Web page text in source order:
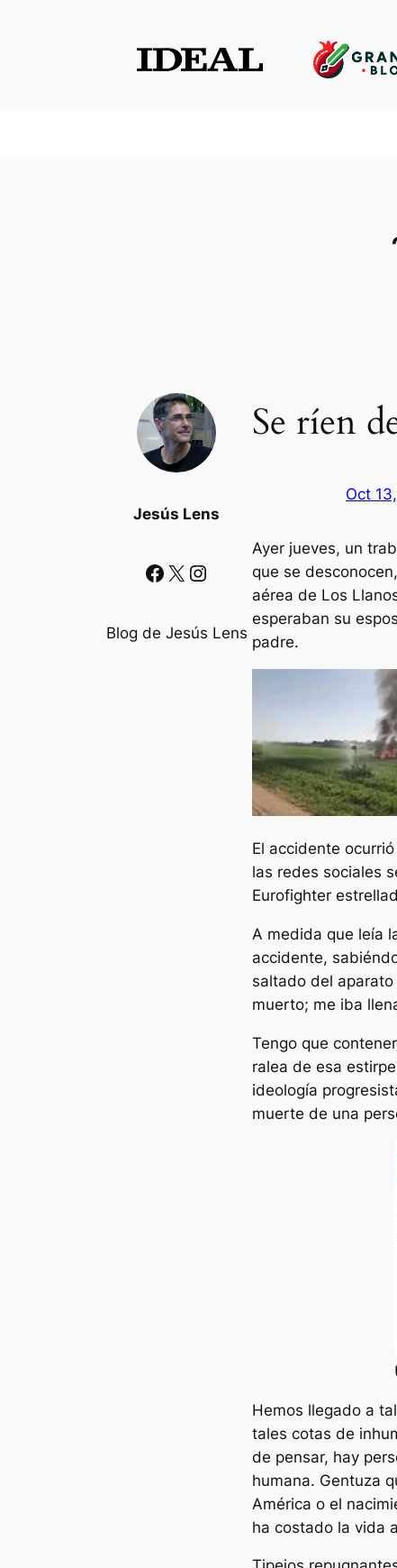
Jesús Lens
Facebook X Instagram
Blog de Jesús Lens
Se ríen
Oct
Ayer jueves, un
que se
aérea de Los
esperaban su
padre.
El accidente
las redes sociales
Eurofighter
A medida que leía
accidente,
saltado del
muerto; me iba
Tengo que
ralea de esa
ideología
muerte de una
Hemos llegado a
tales cotas de
de pensar, hay
humana. Gentuza
América o el
ha costado la vida